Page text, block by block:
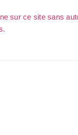
sur ce site sans